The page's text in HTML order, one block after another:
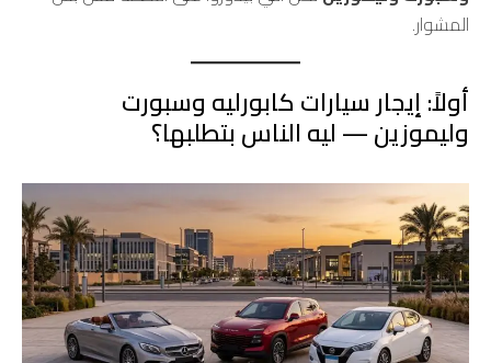
المشوار.
أولاً: إيجار سيارات كابورليه وسبورت
وليموزين — ليه الناس بتطلبها؟